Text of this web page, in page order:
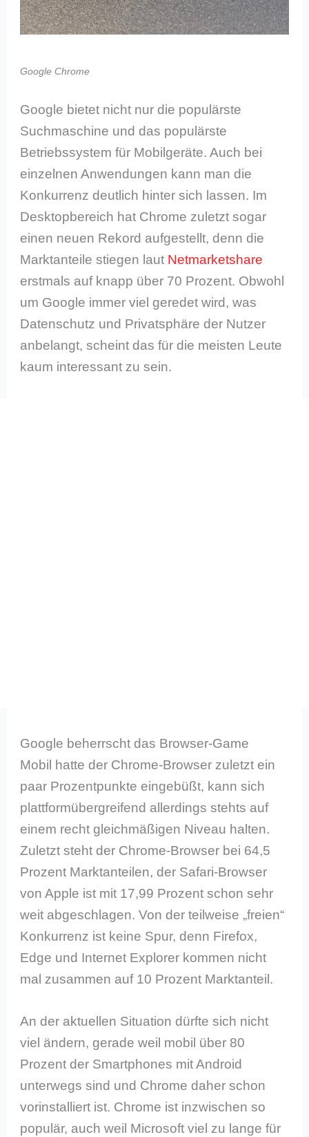
Google Chrome
Google bietet nicht nur die populärste
Suchmaschine und das populärste
Betriebssystem für Mobilgeräte. Auch bei
einzelnen Anwendungen kann man die
Konkurrenz deutlich hinter sich lassen. Im
Desktopbereich hat Chrome zuletzt sogar
einen neuen Rekord aufgestellt, denn die
Marktanteile stiegen laut Netmarketshare
erstmals auf knapp über 70 Prozent. Obwohl
um Google immer viel geredet wird, was
Datenschutz und Privatsphäre der Nutzer
anbelangt, scheint das für die meisten Leute
kaum interessant zu sein.
Google beherrscht das Browser-Game
Mobil hatte der Chrome-Browser zuletzt ein
paar Prozentpunkte eingebüßt, kann sich
plattformübergreifend allerdings stehts auf
einem recht gleichmäßigen Niveau halten.
Zuletzt steht der Chrome-Browser bei 64,5
Prozent Marktanteilen, der Safari-Browser
von Apple ist mit 17,99 Prozent schon sehr
weit abgeschlagen. Von der teilweise „freien“
Konkurrenz ist keine Spur, denn Firefox,
Edge und Internet Explorer kommen nicht
mal zusammen auf 10 Prozent Marktanteil.
An der aktuellen Situation dürfte sich nicht
viel ändern, gerade weil mobil über 80
Prozent der Smartphones mit Android
unterwegs sind und Chrome daher schon
vorinstalliert ist. Chrome ist inzwischen so
populär, auch weil Microsoft viel zu lange für